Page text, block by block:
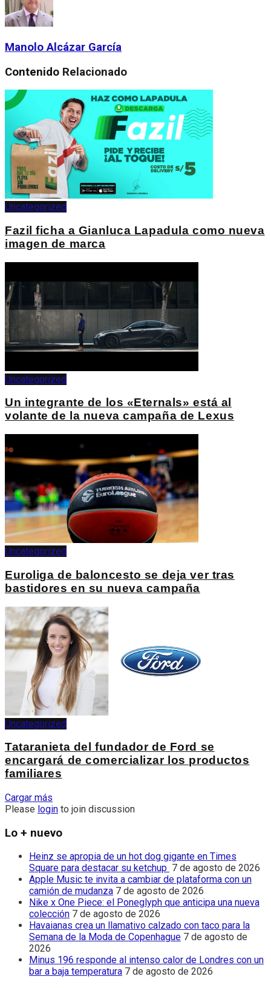
Manolo Alcázar García
Contenido Relacionado
Uncategorized
Fazil ficha a Gianluca Lapadula como nueva
imagen de marca
Uncategorized
Un integrante de los «Eternals» está al
volante de la nueva campaña de Lexus
Uncategorized
Euroliga de baloncesto se deja ver tras
bastidores en su nueva campaña
Uncategorized
Tataranieta del fundador de Ford se
encargará de comercializar los productos
familiares
Cargar más
Please login to join discussion
Lo + nuevo
Heinz se apropia de un hot dog gigante en Times
Square para destacar su ketchup 7 de agosto de 2026
Apple Music te invita a cambiar de plataforma con un
camión de mudanza 7 de agosto de 2026
Nike x One Piece: el Poneglyph que anticipa una nueva
colección 7 de agosto de 2026
Havaianas crea un llamativo calzado con taco para la
Semana de la Moda de Copenhague 7 de agosto de
2026
Minus 196 responde al intenso calor de Londres con un
bar a baja temperatura 7 de agosto de 2026